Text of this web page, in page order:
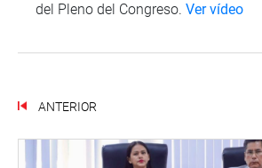
del Pleno del Congreso. Ver vídeo
ANTERIOR